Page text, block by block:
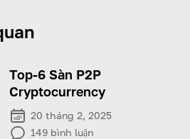
Top-6 Sàn P2P
Cryptocurrency
20 tháng 2, 2025
149 bình luận